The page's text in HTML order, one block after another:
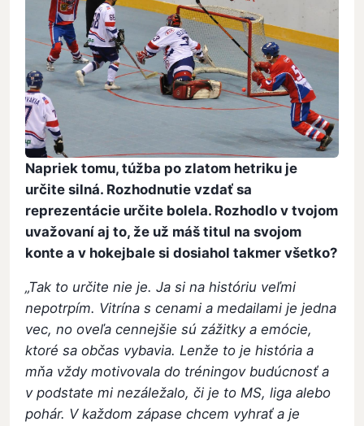
Napriek tomu, túžba po zlatom hetriku je
určite silná. Rozhodnutie vzdať sa
reprezentácie určite bolela. Rozhodlo v tvojom
uvažovaní aj to, že už máš titul na svojom
konte a v hokejbale si dosiahol takmer všetko?
„Tak to určite nie je. Ja si na históriu veľmi
nepotrpím. Vitrína s cenami a medailami je jedna
vec, no oveľa cennejšie sú zážitky a emócie,
ktoré sa občas vybavia. Lenže to je história a
mňa vždy motivovala do tréningov budúcnosť a
v podstate mi nezáležalo, či je to MS, liga alebo
pohár. V každom zápase chcem vyhrať a je